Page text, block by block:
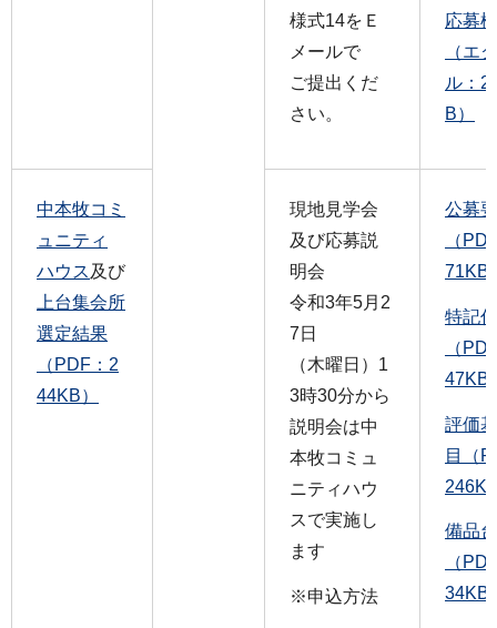
様式14をＥ
メールで
ご提出くだ
さい。
応募
（エ
ル：
B）
中本牧コミ
ュニティ
ハウス 及び
上台集会所
選定結果
（PDF：2
44KB）
現地見学会
及び応募説
明会
令和3年5月2
7日
（木曜日）1
3時30分から
説明会は中
本牧コミュ
ニティハウ
スで実施し
ます
※申込方法
公募
（
71KB
特記
（
47KB
評価
目（
備品
（
34KB